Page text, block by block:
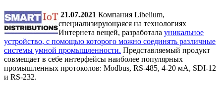
21.07.2021 Компания Libelium,
специализирующаяся на технологиях
Интернета вещей, разработала уникальное
устройство, с помощью которого можно соединять различные
системы умной промышленности. Представляемый продукт
совмещает в себе интерфейсы наиболее популярных
промышленных протоколов: Modbus, RS-485, 4-20 мА, SDI-12
и RS-232.